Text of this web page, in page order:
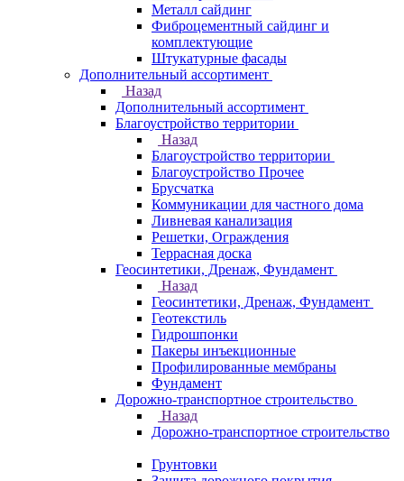
Металл сайдинг
Фиброцементный сайдинг и
комплектующие
Штукатурные фасады
Дополнительный ассортимент
Назад
Дополнительный ассортимент
Благоустройство территории
Назад
Благоустройство территории
Благоустройство Прочее
Брусчатка
Коммуникации для частного дома
Ливневая канализация
Решетки, Ограждения
Террасная доска
Геосинтетики, Дренаж, Фундамент
Назад
Геосинтетики, Дренаж, Фундамент
Геотекстиль
Гидрошпонки
Пакеры инъекционные
Профилированные мембраны
Фундамент
Дорожно-транспортное строительство
Назад
Дорожно-транспортное строительство
Грунтовки